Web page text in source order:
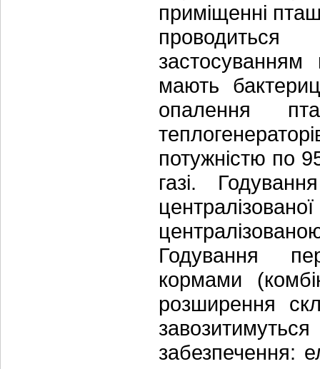
приміщенні
мають
опалення
потужністю по
газі.
Годування
кормами
розширення
забезпечення: